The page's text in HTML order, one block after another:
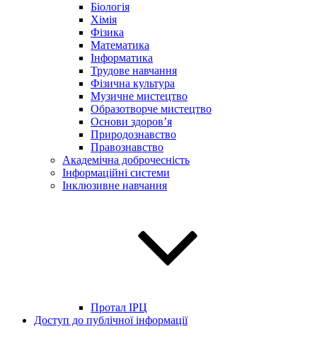
Біологія
Хімія
Фізика
Математика
Інформатика
Трудове навчання
Фізична культура
Музичне мистецтво
Образотворче мистецтво
Основи здоров’я
Природознавство
Правознавство
Академічна доброчесність
Інформаційні системи
Інклюзивне навчання
Протал ІРЦ
Доступ до публічної інформації